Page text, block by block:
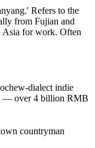
Refers to the
from Fujian and
Asia for work. Often
dialect indie
— over 4 billion RMB
countryman